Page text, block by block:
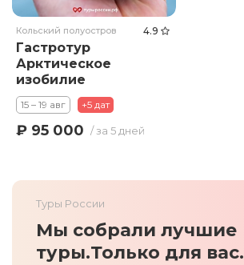
Кольский полуостров 4.9
Гастротур
Арктическое
изобилие
15 – 19 авг +5 дат
₽ 95 000 / за 5 дней
Туры России
Мы собрали лучшие
туры.Только для вас.